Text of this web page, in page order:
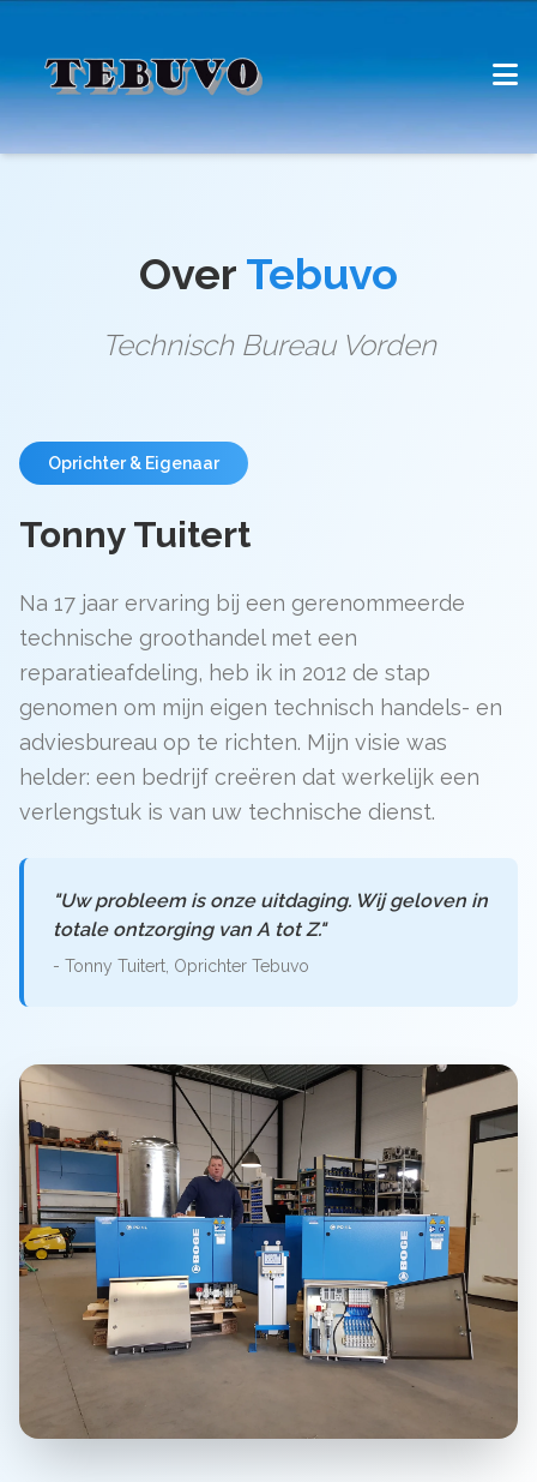
Over Tebuvo
Technisch Bureau Vorden
Oprichter & Eigenaar
Tonny Tuitert
Na 17 jaar ervaring bij een gerenommeerde
technische groothandel met een
reparatieafdeling, heb ik in 2012 de stap
genomen om mijn eigen technisch handels- en
adviesbureau op te richten. Mijn visie was
helder: een bedrijf creëren dat werkelijk een
verlengstuk is van uw technische dienst.
"Uw probleem is onze uitdaging. Wij geloven in
totale ontzorging van A tot Z."
- Tonny Tuitert, Oprichter Tebuvo